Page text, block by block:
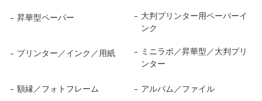
昇華型ペーパー
大判プリンター用ペーパーイ
ンク
プリンター／インク／用紙
ミニラボ／昇華型／大判プリ
ンター
額縁／フォトフレーム アルバム／ファイル